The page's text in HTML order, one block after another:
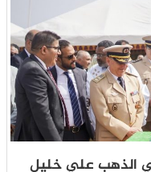
الذهب علي خليل